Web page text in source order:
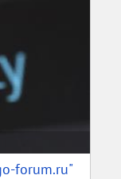
forum.ru"